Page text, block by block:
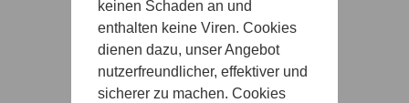
keinen Schaden an und
enthalten keine Viren. Cookies
dienen dazu, unser Angebot
nutzerfreundlicher, effektiver und
sicherer zu machen. Cookies